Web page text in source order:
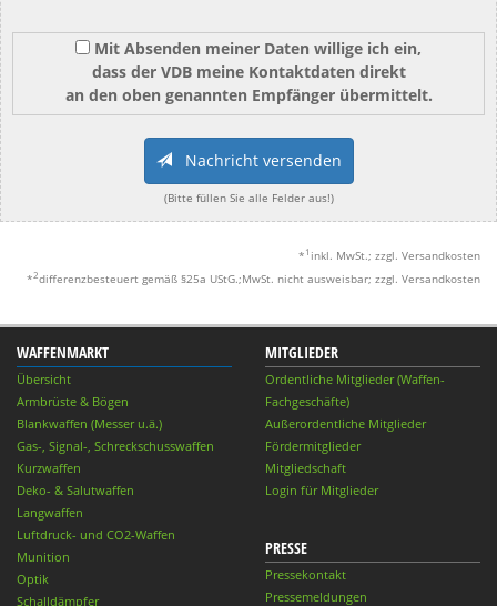
Mit Absenden meiner Daten willige ich ein,
dass der VDB meine Kontaktdaten direkt
an den oben genannten Empfänger übermittelt.
Nachricht versenden
(Bitte füllen Sie alle Felder aus!)
* 1 inkl. MwSt.; zzgl. Versandkosten
*2differenzbesteuert gemäß §25a UStG.;MwSt. nicht ausweisbar; zzgl. Versandkosten
WAFFENMARKT
Übersicht
Armbrüste & Bögen
Blankwaffen (Messer u.ä.)
Gas-, Signal-, Schreckschusswaffen
Kurzwaffen
Deko- & Salutwaffen
Langwaffen
Luftdruck- und CO2-Waffen
Munition
Optik
Schalldämpfer
MITGLIEDER
Ordentliche Mitglieder (Waffen-
Fachgeschäfte)
Außerordentliche Mitglieder
Fördermitglieder
Mitgliedschaft
Login für Mitglieder
PRESSE
Pressekontakt
Pressemeldungen